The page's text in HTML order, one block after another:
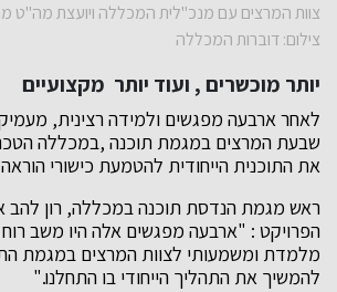
צוות המרצים עם מנכ"לית המכללה ויועצת מה"ט
צילום: דוברות המכללה
יותר מוכשרים , ועוד יותר מקצועיים
לאחר ארבעה מפגשים ולמידה רצינית,
שבעת המרצים במגמת תוכנה ,במכללה
את התוכנית הייחודית להטמעת כישורי
ראש מגמת הנדסת תוכנה במכללה, רון להב
הפרויקט : "ארבעה מפגשים אלה היו משב רוח
מלמדת ומשמעותי לצוות המרצים במגמת
להמשיך את התהליך הייחודי בו התחלנו."